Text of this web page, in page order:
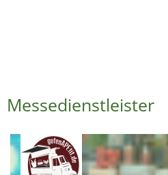
Messedienstleister